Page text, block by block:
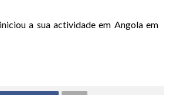
a sua actividade em Angola em